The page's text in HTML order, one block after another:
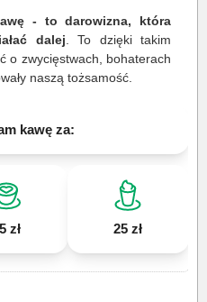
- to darowizna, która
dalej . To dzięki takim
o zwycięstwach, bohaterach
naszą tożsamość.
kawę za:
zł 25 zł